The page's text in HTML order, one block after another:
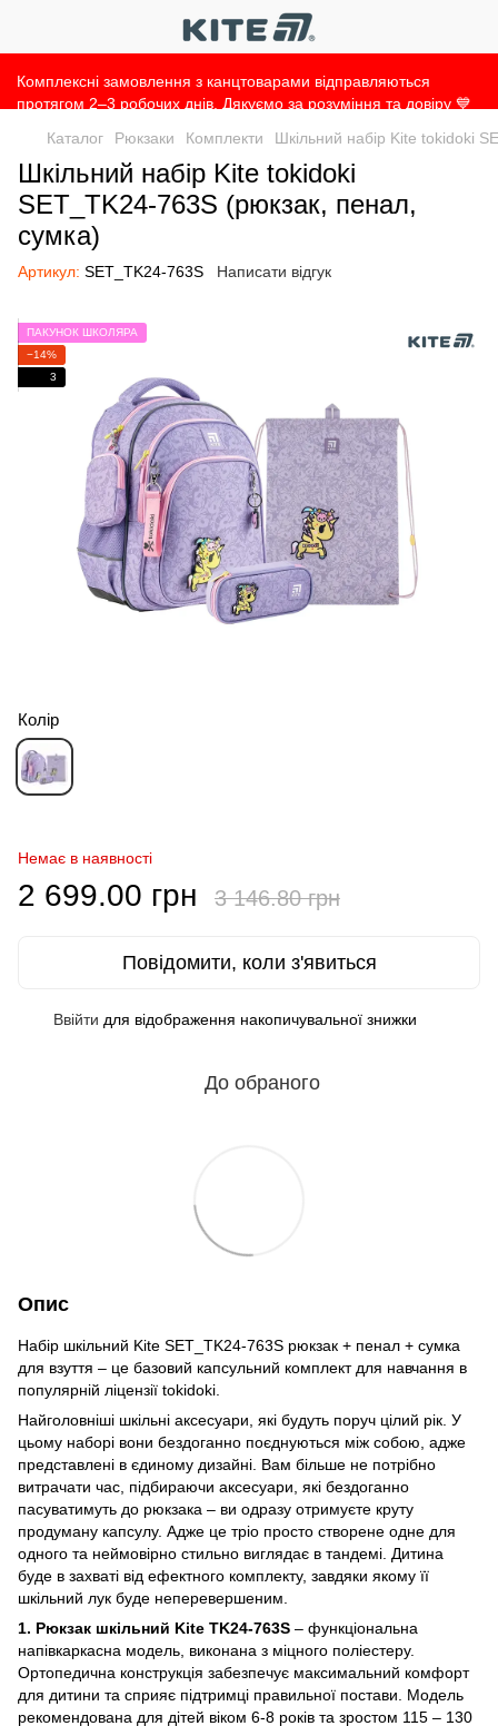
Комплексні замовлення з канцтоварами відправляються
протягом 2–3 робочих днів. Дякуємо за розуміння та довіру 💙
Каталог
Рюкзаки Комплекти Шкільний набір Kite tokidoki
Шкільний набір Kite tokidoki
SET_TK24-763S (рюкзак, пенал,
сумка)
Артикул: SET_TK24-763S Написати відгук
ПАКУНОК ШКОЛЯРА
−14%
3
Колір
Немає в наявності
2 699.00 грн 3 146.80 грн
Повідомити, коли з'явиться
Ввійти для відображення накопичувальної знижки
До обраного
Опис
Набір шкільний Kite SET_TK24-763S рюкзак + пенал + сумка
для взуття – це базовий капсульний комплект для навчання в
популярній ліцензії tokidoki.
Найголовніші шкільні аксесуари, які будуть поруч цілий рік. У
цьому наборі вони бездоганно поєднуються між собою, адже
представлені в єдиному дизайні. Вам більше не потрібно
витрачати час, підбираючи аксесуари, які бездоганно
пасуватимуть до рюкзака – ви одразу отримуєте круту
продуману капсулу. Адже це тріо просто створене одне для
одного та неймовірно стильно виглядає в тандемі. Дитина
буде в захваті від ефектного комплекту, завдяки якому її
шкільний лук буде неперевершеним.
1. Рюкзак шкільний Kite TK24-763S – функціональна
напівкаркасна модель, виконана з міцного поліестеру.
Ортопедична конструкція забезпечує максимальний комфорт
для дитини та сприяє підтримці правильної постави. Модель
рекомендована для дітей віком 6-8 років та зростом 115 – 130